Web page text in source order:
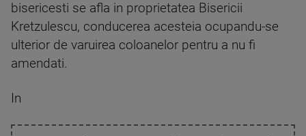
bisericesti se afla in proprietatea Bisericii
Kretzulescu, conducerea acesteia ocupandu-se
ulterior de varuirea coloanelor pentru a nu fi
amendati.
In